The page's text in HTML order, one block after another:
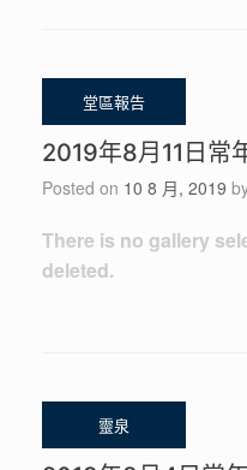
2019年8月11日常
Posted on 10 8 月, 2019
There is no gallery
deleted.